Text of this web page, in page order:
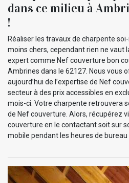
dans ce milieu à
!
Réaliser les travaux de charpente
moins chers, cependant rien ne vaut
expert comme Nef couverture bon
Ambrines dans le 62127. Nous vous
aujourd’hui de l’expertise de Nef
secteur à des prix accessibles en
mois-ci. Votre charpente retrouvera
de Nef couverture. Alors, récupérez
couverture en le contactant soit sur
mobile pendant les heures de bureau